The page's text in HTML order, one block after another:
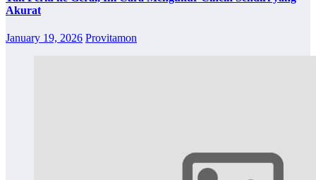
Akurat
January 19, 2026 Provitamon